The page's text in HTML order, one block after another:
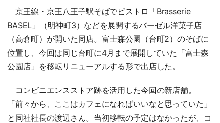
京王線・京王八王子駅そばでビストロ「Brasserie
BASEL」（明神町3）などを展開するバーゼル洋菓子店
（高倉町）が開いた同店。富士森公園（台町2）のそばに
位置し、今回は同じ台町に4月まで展開していた「富士森
公園店」を移転リニューアルする形で出店した。
コンビニエンスストア跡を活用した今回の新店舗。
「前々から、ここはカフェになればいいなと思っていた」
と同社社長の渡辺さん。当初移転の予定はなかったが、コ